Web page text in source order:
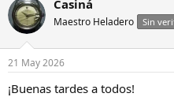
c
i
a
d
o
r
a
i
n
Casiná
Maestro Heladero Sin
21 May 2026
¡Buenas tardes a todos!